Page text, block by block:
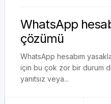
WhatsApp
çözümü
WhatsApp hesabım
için bu çok zor bir durum
yanıtsız veya...